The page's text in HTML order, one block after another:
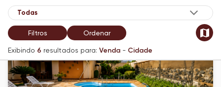
Filtros Ordenar
Exibindo 6 resultados para: Venda - Cidade